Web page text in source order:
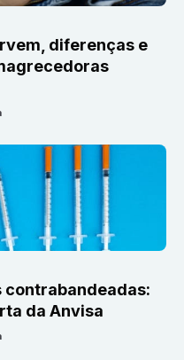
diferenças e
contrabandeadas:
da Anvisa